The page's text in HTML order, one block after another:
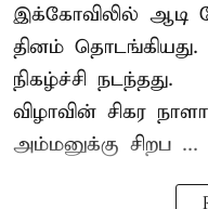
இக்கோவிலில் ஆடி
தினம்
நிகழ்ச்சி நடந்தது.
விழாவின் சிகர
அம்மனுக்கு சிறப ...